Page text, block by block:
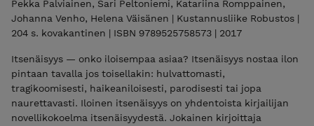
Pekka Palviainen, Sari Peltoniemi, Katariina Romppainen,
Johanna Venho, Helena Väisänen | Kustannusliike Robustos |
204 s. kovakantinen | ISBN 9789525758573 | 2017
Itsenäisyys — onko iloisempaa asiaa? Itsenäisyys nostaa ilon
pintaan tavalla jos toisellakin: hulvattomasti,
tragikoomisesti, haikeaniloisesti, parodisesti tai jopa
naurettavasti. Iloinen itsenäisyys on yhdentoista kirjailijan
novellikokoelma itsenäisyydestä. Jokainen kirjoittaja